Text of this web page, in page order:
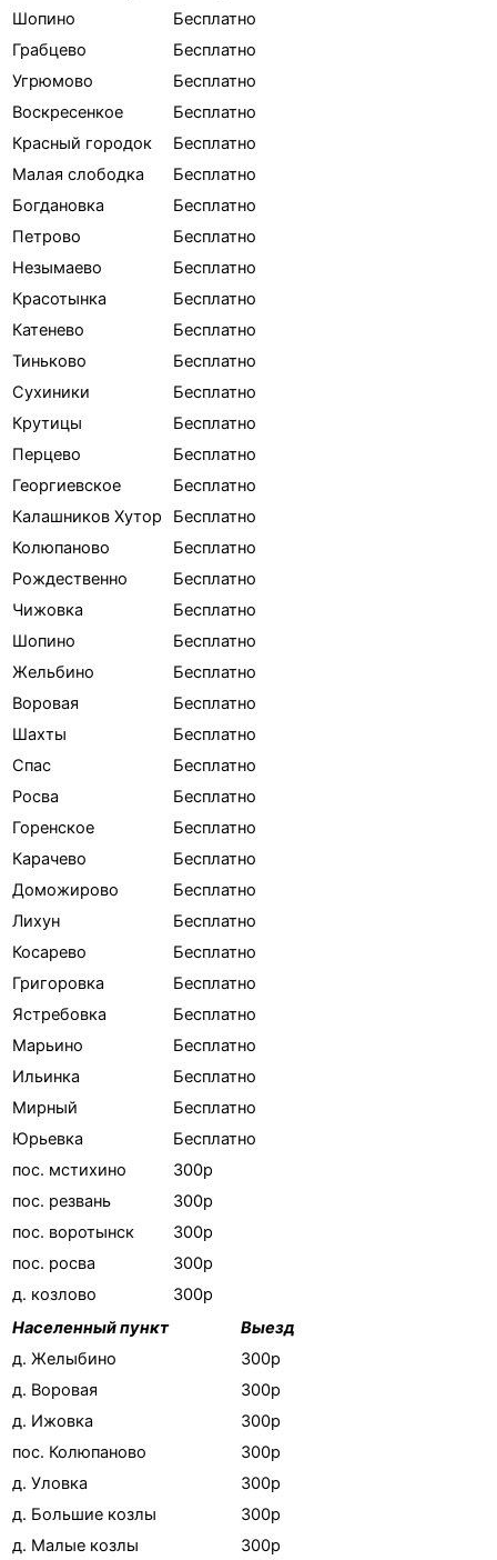
Шопино
Бесплатно
Грабцево
Бесплатно
Угрюмово
Бесплатно
Воскресенкое
Бесплатно
Красный городок
Бесплатно
Малая слободка
Бесплатно
Богдановка
Бесплатно
Петрово
Бесплатно
Незымаево
Бесплатно
Красотынка
Бесплатно
Катенево
Бесплатно
Тиньково
Бесплатно
Сухиники
Бесплатно
Крутицы
Бесплатно
Перцево
Бесплатно
Георгиевское
Бесплатно
Калашников Хутор
Бесплатно
Колюпаново
Бесплатно
Рождественно
Бесплатно
Чижовка
Бесплатно
Шопино
Бесплатно
Жельбино
Бесплатно
Воровая
Бесплатно
Шахты
Бесплатно
Спас
Бесплатно
Росва
Бесплатно
Горенское
Бесплатно
Карачево
Бесплатно
Доможирово
Бесплатно
Лихун
Бесплатно
Косарево
Бесплатно
Григоровка
Бесплатно
Ястребовка
Бесплатно
Марьино
Бесплатно
Ильинка
Бесплатно
Мирный
Бесплатно
Юрьевка
Бесплатно
пос. мстихино
300р
пос. резвань
300р
пос. воротынск
300р
пос. росва
300р
д. козлово
300р
Населенный пункт
Выезд
д. Желыбино
300р
д. Воровая
300р
д. Ижовка
300р
пос. Колюпаново
300р
д. Уловка
300р
д. Большие козлы
300р
д. Малые козлы
300р